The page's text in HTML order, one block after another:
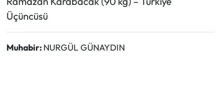
Üçüncüsü
Muhabir: NURGÜL GÜNAYDIN